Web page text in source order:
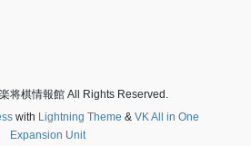
将棋情報館 All Rights Reserved.
with Lightning Theme & VK All in One
Expansion Unit